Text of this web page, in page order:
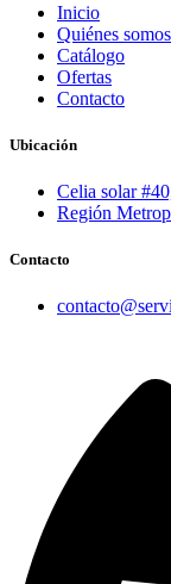
Inicio
Quiénes somos
Catálogo
Ofertas
Contacto
Ubicación
Celia solar
Región
Contacto